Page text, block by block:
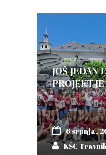
JOŠ JEDAN
PROJEKT
6 srpnja,
KŠC